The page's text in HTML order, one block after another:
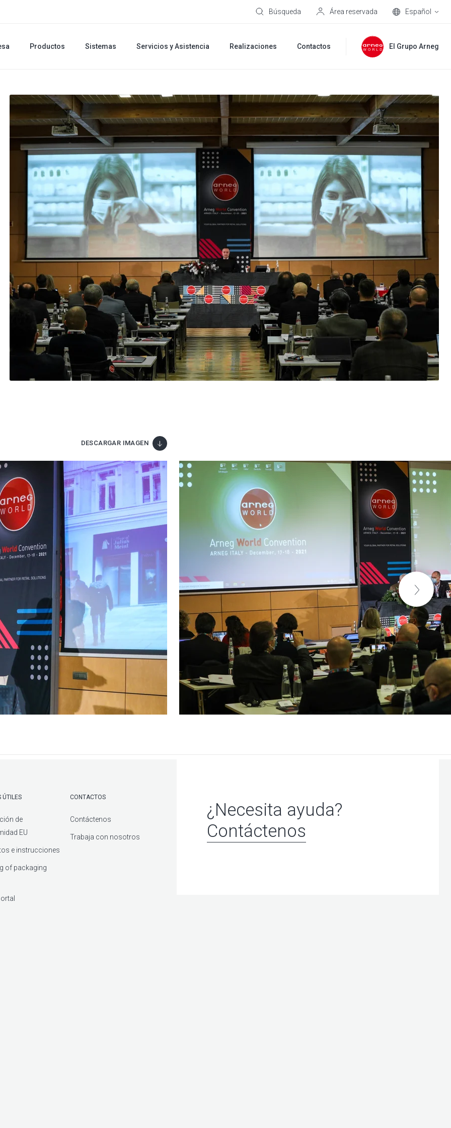
Búsqueda Área reservada Español
Productos Sistemas Servicios y Asistencia Realizaciones Contactos El Grupo Arneg
DESCARGAR IMAGEN
ÚTILES
de
EU
e instrucciones
of packaging
CONTACTOS
Contáctenos
Trabaja con nosotros
¿Necesita ayuda?
Contáctenos